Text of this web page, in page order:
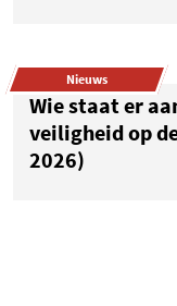
Nieuws
Wie staat er
veiligheid op
2026)